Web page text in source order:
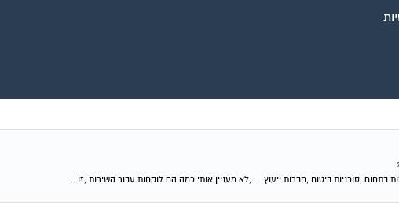
בתחום ,סוכניות ביטוח ,חברות ייעוץ … ,לא מעניין אותי כמה הם לוקחות עבור השירות ,זו...